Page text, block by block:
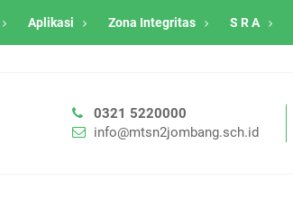
Aplikasi Zona Integritas S R A
0321 5220000
info@mtsn2jombang.sch.id